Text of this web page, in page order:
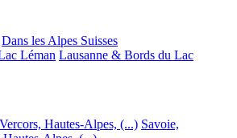
Dans les Alpes Suisses
Léman Lausanne & Bords du Lac
Hautes-Alpes, (...) Savoie,